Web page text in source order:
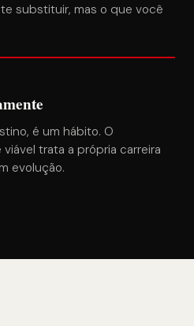
substituir, mas o que você
é um hábito. O
trata a própria carreira
evolução.